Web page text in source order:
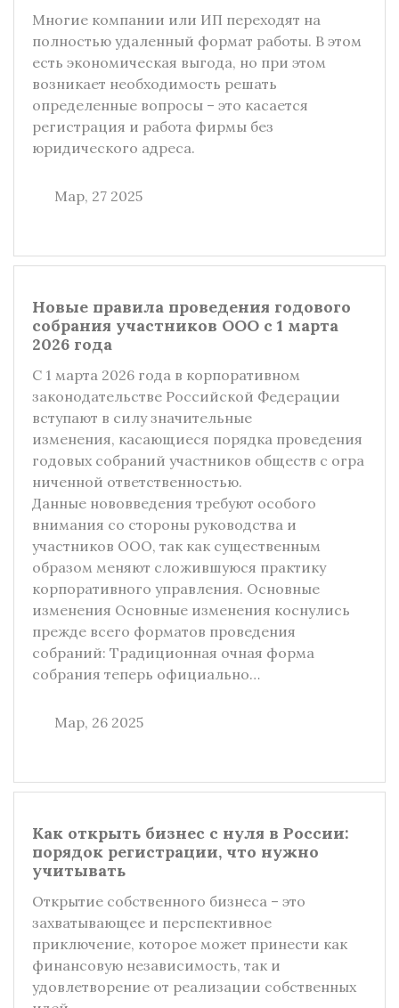
Многие компании или ИП переходят на
полностью удаленный формат работы. В этом
есть экономическая выгода, но при этом
возникает необходимость решать
определенные вопросы – это касается
регистрация и работа фирмы без
юридического адреса.
Мар, 27 2025
Новые правила проведения годового
собрания участников ООО с 1 марта
2026 года
С 1 марта 2026 года в корпоративном
законодательстве Российской Федерации
вступают в силу значительные
изменения, касающиеся порядка проведения
годовых собраний участников обществ с огра
ниченной ответственностью.
Данные нововведения требуют особого
внимания со стороны руководства и
участников ООО, так как существенным
образом меняют сложившуюся практику
корпоративного управления. Основные
изменения Основные изменения коснулись
прежде всего форматов проведения
собраний: Традиционная очная форма
собрания теперь официально…
Мар, 26 2025
Как открыть бизнес с нуля в России:
порядок регистрации, что нужно
учитывать
Открытие собственного бизнеса – это
захватывающее и перспективное
приключение, которое может принести как
финансовую независимость, так и
удовлетворение от реализации собственных